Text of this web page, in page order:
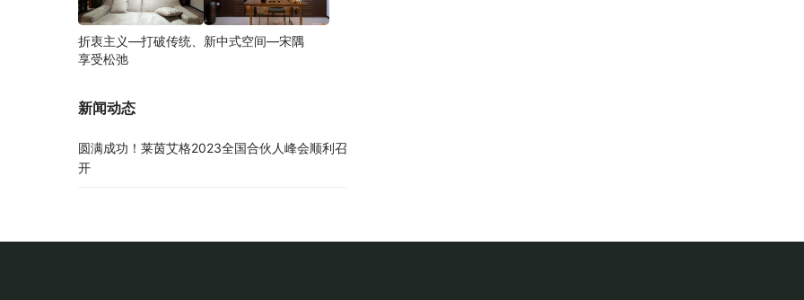
折衷主义—打破传统、
享受松弛
新中式空间—宋隅
新闻动态
圆满成功！莱茵艾格2023全国合伙人峰会顺利召
开